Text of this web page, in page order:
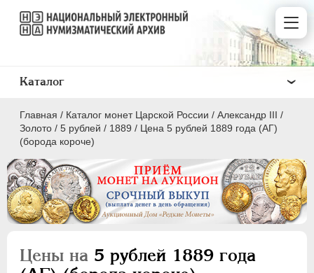
Главная / Каталог монет Царской России / Александр III /
Золото / 5 рублей / 1889 / Цена 5 рублей 1889 года (АГ)
(борода короче)
Цены на 5 рублей 1889 года
Каталог
ПEТР I 1699 - 1725
ЕКАТЕРИНА I 1725-1727
АННА ИОАННОВНА 1730-1740